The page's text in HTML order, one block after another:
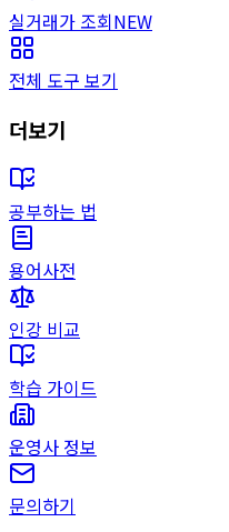
실거래가 조회NEW
전체 도구 보기
더보기
공부하는 법
용어사전
인강 비교
학습 가이드
운영사 정보
문의하기